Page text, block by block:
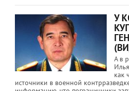
У
А в
как
источники в военной